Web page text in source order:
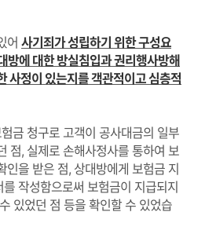
어 사기죄가 성립하기 위한 구성요
방에 대한 방실침입과 권리행사방해
사정이 있는지를 객관적이고 심층적
금 청구로 고객이 공사대금의 일부
점, 실제로 손해사정사를 통하여 보
인을 받은 점, 상대방에게 보험금 지
작성함으로써 보험금이 지급되지
있었던 점 등을 확인할 수 있었습